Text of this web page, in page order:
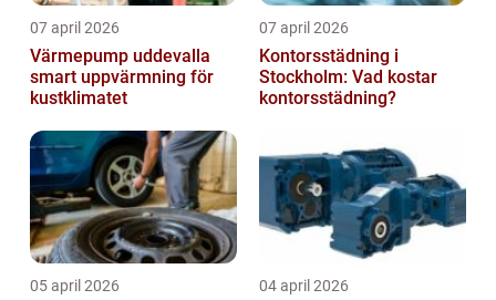
07 april 2026
Värmepump uddevalla
smart uppvärmning för
kustklimatet
07 april 2026
Kontorsstädning i
Stockholm: Vad kostar
kontorsstädning?
05 april 2026 04 april 2026